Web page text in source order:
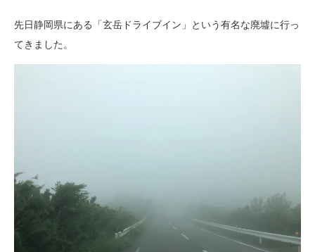
先日静岡県にある「玄岳ドライブイン」という有名な廃墟に行っ
てきました。